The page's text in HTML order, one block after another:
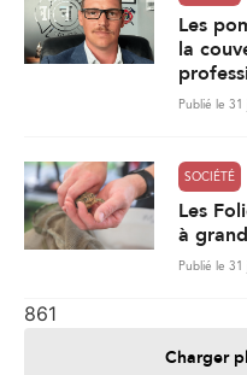
Les
la
Publié le 31
SOCIÉTÉ
Les
à
Publié le 31
861
Charger